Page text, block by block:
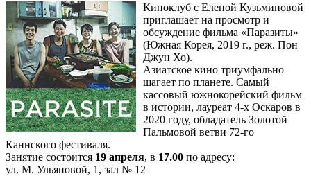
Киноклуб с Еленой Кузьминовой
приглашает на просмотр и
обсуждение фильма «Паразиты»
(Южная Корея, 2019 г., реж. Пон
Джун Хо).
Азиатское кино триумфально
шагает по планете. Самый
кассовый южнокорейский фильм
в истории, лауреат 4-х Оскаров в
2020 году, обладатель Золотой
Пальмовой ветви 72-го
Каннского фестиваля.
Занятие состоится 19 апреля, в 17.00 по адресу:
ул. М. Ульяновой, 1, зал № 12